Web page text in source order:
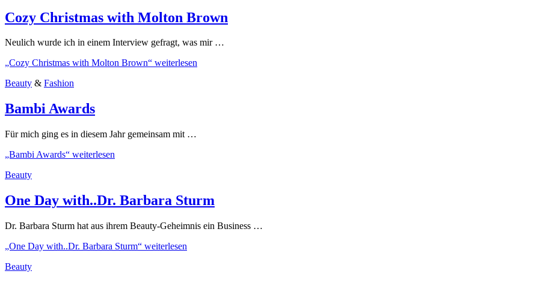
Cozy Christmas with Molton Brown
Neulich wurde ich in einem Interview gefragt, was mir …
„Cozy Christmas with Molton Brown“ weiterlesen
Beauty & Fashion
Bambi Awards
Für mich ging es in diesem Jahr gemeinsam mit …
„Bambi Awards“ weiterlesen
Beauty
One Day with..Dr. Barbara Sturm
Dr. Barbara Sturm hat aus ihrem Beauty-Geheimnis ein Business …
„One Day with..Dr. Barbara Sturm“ weiterlesen
Beauty